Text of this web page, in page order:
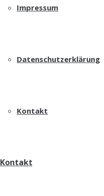
Impressum
Datenschutzerklärung
Kontakt
Kontakt